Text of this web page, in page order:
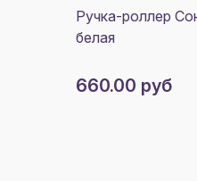
Ручка-роллер
белая
660.00 руб